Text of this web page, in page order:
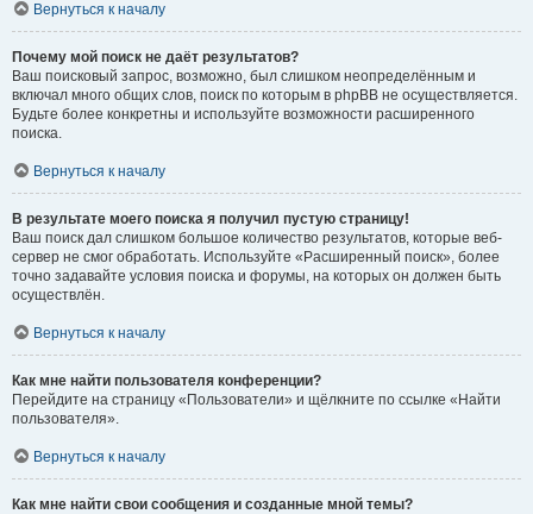
Вернуться к началу
Почему мой поиск не даёт результатов?
Ваш поисковый запрос, возможно, был слишком неопределённым и
включал много общих слов, поиск по которым в phpBB не осуществляется.
Будьте более конкретны и используйте возможности расширенного
поиска.
Вернуться к началу
В результате моего поиска я получил пустую страницу!
Ваш поиск дал слишком большое количество результатов, которые веб-
сервер не смог обработать. Используйте «Расширенный поиск», более
точно задавайте условия поиска и форумы, на которых он должен быть
осуществлён.
Вернуться к началу
Как мне найти пользователя конференции?
Перейдите на страницу «Пользователи» и щёлкните по ссылке «Найти
пользователя».
Вернуться к началу
Как мне найти свои сообщения и созданные мной темы?